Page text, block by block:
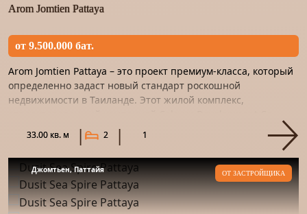
Arom Jomtien Pattaya
от 9.500.000 бат.
Arom Jomtien Pattaya – это проект премиум-класса, который
определенно задаст новый стандарт роскошной
недвижимости в Таиланде. Этот жилой комплекс,
Ltd., является прод...
33.00 кв. м 2 1
Джомтьен, Паттайя ОТ ЗАСТРОЙЩИКА